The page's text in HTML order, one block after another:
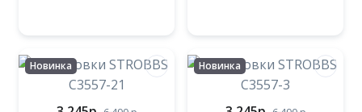
Новинка Новинка